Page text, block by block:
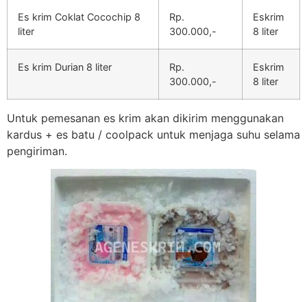
Es krim Coklat Cocochip 8
liter
Rp.
300.000,-
Eskrim
8 liter
Es krim Durian 8 liter
Rp.
300.000,-
Eskrim
8 liter
Untuk pemesanan es krim akan dikirim menggunakan
kardus + es batu / coolpack untuk menjaga suhu selama
pengiriman.